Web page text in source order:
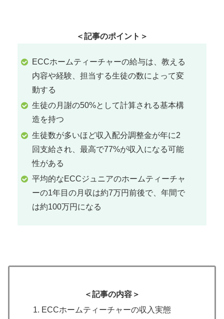
＜記事のポイント＞
ECCホームティーチャーの給与は、教える
内容や経験、担当する生徒の数によって変
動する
生徒の月謝の50%として計算される基本構
造を持つ
生徒数が多いほど収入配分調整金が年に2
回支給され、最高で77%が収入になる可能
性がある
平均的なECCジュニアのホームティーチャ
ーの1年目の月収は約7万円前後で、年間で
は約100万円になる
＜記事の内容＞
ECCホームティーチャーの収入実態